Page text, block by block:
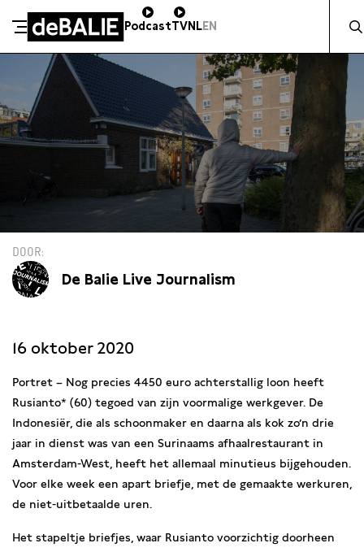
Meteen naar de content
De Balie
PodcastTVNLEN
DOOR
De Balie Live Journalism
16 oktober 2020
Portret – Nog precies 4450 euro achterstallig loon heeft
Rusianto* (60) tegoed van zijn voormalige werkgever. De
Indonesiër, die als schoonmaker en daarna als kok zo’n drie
jaar in dienst was van een Surinaams afhaalrestaurant in
Amsterdam-West, heeft het allemaal minutieus bijgehouden.
Voor elke week een apart briefje, met de gemaakte werkuren,
de niet-uitbetaalde uren.
Het stapeltje briefjes, waar Rusianto voorzichtig doorheen